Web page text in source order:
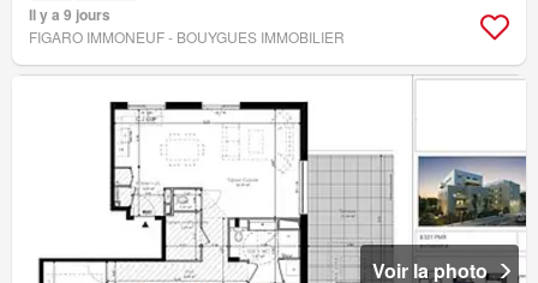
Il y a 9 jours
FIGARO IMMONEUF - BOUYGUES IMMOBILIER
Voir la photo